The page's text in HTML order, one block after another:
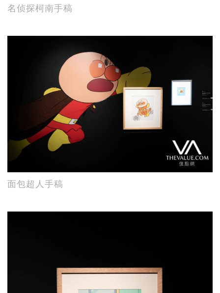
名侦探柯南手稿
面包超人手稿